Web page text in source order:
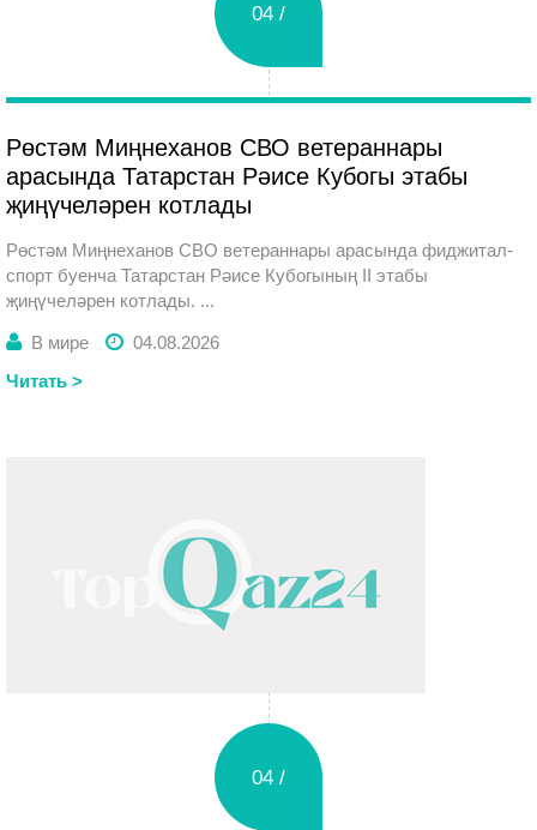
04 /
Рөстәм Миңнеханов СВО ветераннары
арасында Татарстан Рәисе Кубогы этабы
җиңүчеләрен котлады
Рөстәм Миңнеханов СВО ветераннары арасында фиджитал-
спорт буенча Татарстан Рәисе Кубогының II этабы
җиңүчеләрен котлады. ...
В мире
04.08.2026
Читать >
04 /